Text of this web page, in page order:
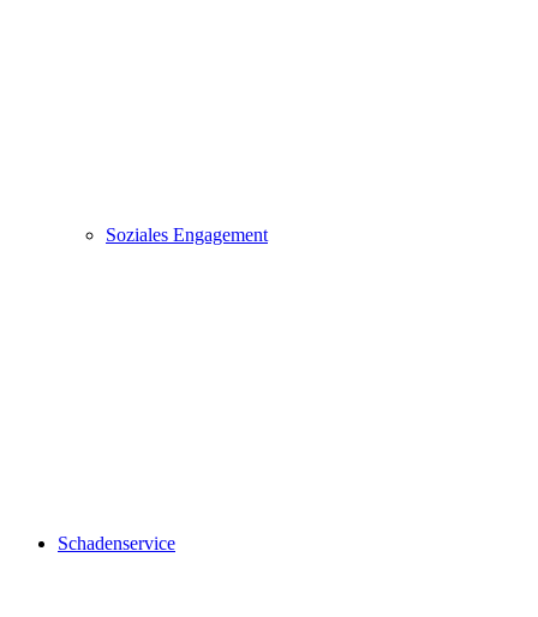
Soziales Engagement
Schadenservice